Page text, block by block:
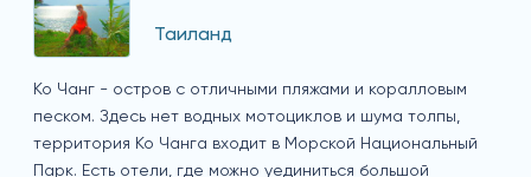
Таиланд
Ко Чанг - остров с отличными пляжами и коралловым
песком. Здесь нет водных мотоциклов и шума толпы,
территория Ко Чанга входит в Морской Национальный
Парк. Есть отели, где можно уединиться большой